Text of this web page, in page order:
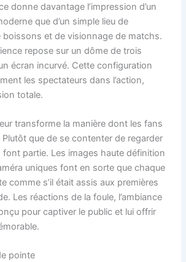
donne davantage l’impression d’un
que d’un simple lieu de
et de visionnage de matchs.
repose sur un dôme de trois
écran incurvé. Cette configuration
les spectateurs dans l’action,
totale.
transforme la manière dont les fans
que de se contenter de regarder
font partie. Les images haute définition
uniques font en sorte que chaque
comme s’il était assis aux premières
Les réactions de la foule, l’ambiance
pour captiver le public et lui offrir
pointe